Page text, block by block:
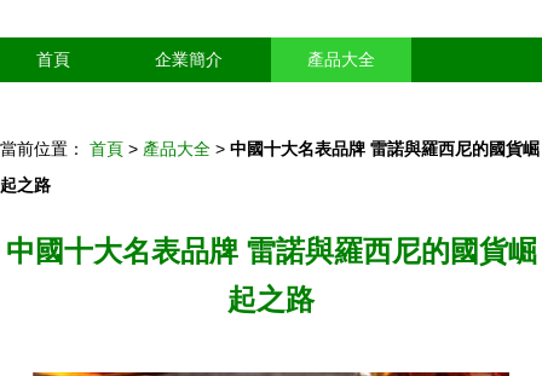
首頁 企業簡介 產品大全
當前位置： 首頁 > 產品大全 > 中國十大名表品牌 雷諾與羅西尼的國貨崛
起之路
中國十大名表品牌 雷諾與羅西尼的國貨崛
起之路